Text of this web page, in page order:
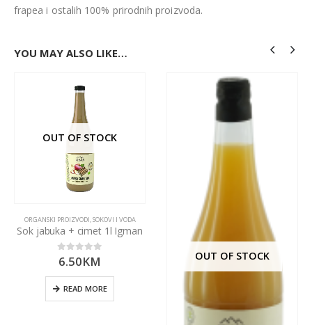
frapea i ostalih 100% prirodnih proizvoda.
YOU MAY ALSO LIKE…
OUT OF STOCK
ORGANSKI PROIZVODI,SOKOVI I VODA
Sok jabuka + cimet 1l Igman
0out of 5
6.50KM
READ MORE
OUT OF STOCK